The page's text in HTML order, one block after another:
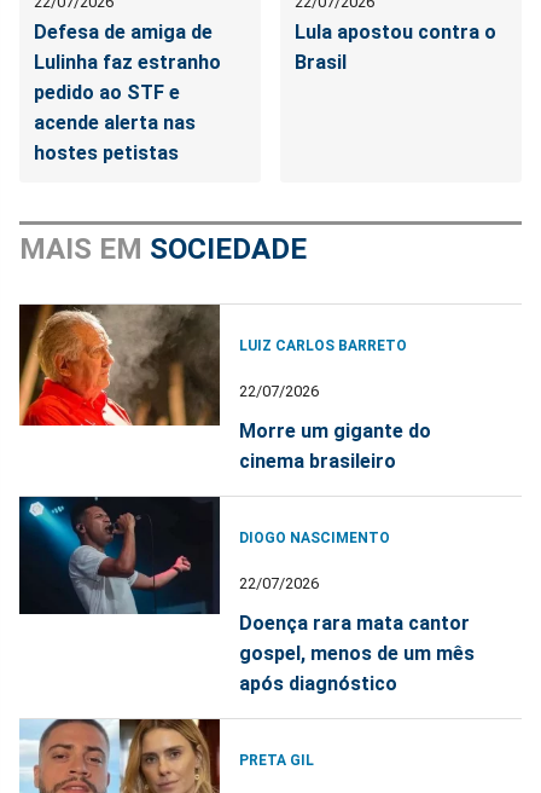
Defesa de amiga de
Lulinha faz estranho
pedido ao STF e
acende alerta nas
hostes petistas
Lula apostou contra o
Brasil
MAIS EM SOCIEDADE
LUIZ CARLOS BARRETO
22/07/2026
Morre um gigante do
cinema brasileiro
DIOGO NASCIMENTO
22/07/2026
Doença rara mata cantor
gospel, menos de um mês
após diagnóstico
PRETA GIL